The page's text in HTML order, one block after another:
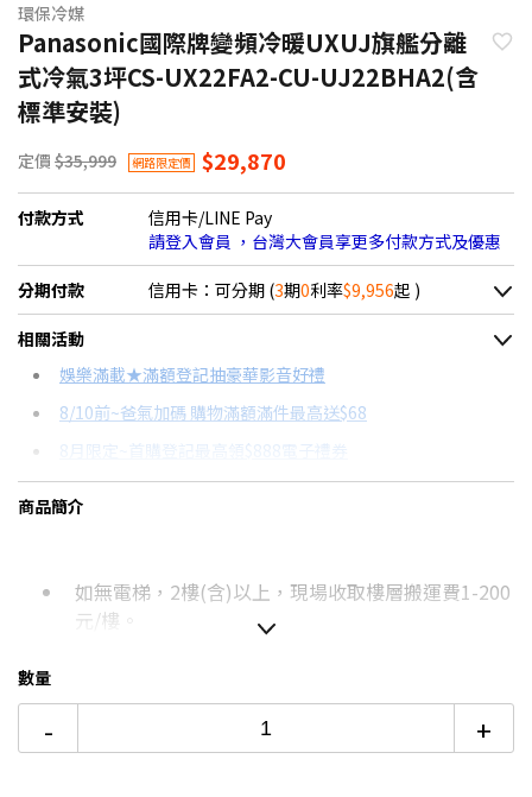
環保冷媒
Panasonic國際牌變頻冷暖UXUJ旗艦分離
式冷氣3坪CS-UX22FA2-CU-UJ22BHA2(含
標準安裝)
定價 $35,999 網路限定價 $29,870
付款方式
信用卡/LINE Pay
請登入會員 ，台灣大會員享更多付款方式及優惠
分期付款 信用卡：可分期 (3期0利率$9,956起 )
＊實際可分期數、適用利率，請以購物車顯示為主
信用卡分期
分期數
24期
每期金額 配合銀行/業者
相關活動
娛樂滿載★滿額登記抽豪華影音好禮
8/10前~爸氣加碼 購物滿額滿件最高送$68
8月限定~首購登記最高領$888電子禮券
台灣大哥大Open Possible聯名卡滿額最高回饋25%
冷氣挑選教學→點我看達人教你買
商品簡介
如無電梯，2樓(含)以上，現場收取樓層搬運費1-200
元/樓。
配送時間
配送時間以物流聯絡約定的時間為準
偏遠地區及外島不送！
數量
- +